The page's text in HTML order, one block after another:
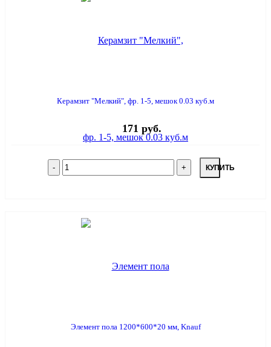
Керамзит "Мелкий", фр. 1-5, мешок 0.03 куб.м
171 руб.
КУПИТЬ
Элемент пола 1200*600*20 мм, Knauf